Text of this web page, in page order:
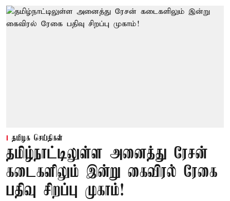
தமிழக செய்திகள்
தமிழ்நாட்டிலுள்ள அனைத்து ரேசன்
கடைகளிலும் இன்று கைவிரல் ரேகை
பதிவு சிறப்பு முகாம்!